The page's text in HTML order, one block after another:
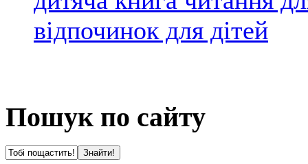
відпочинок для дітей
Пошук по сайту